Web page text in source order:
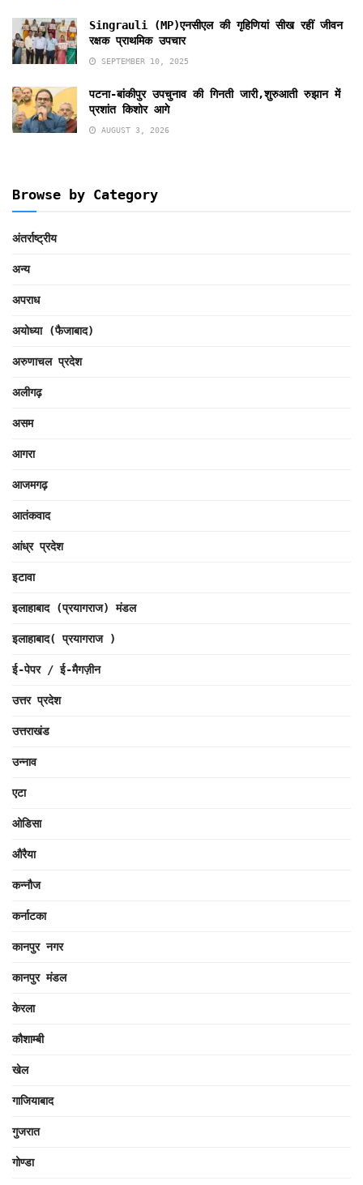
Singrauli (MP)एनसीएल की गृहिणियां सीख रहीं जीवन
रक्षक प्राथमिक उपचार
SEPTEMBER 10, 2025
पटना-बांकीपुर उपचुनाव की गिनती जारी,शुरुआती रुझान में
प्रशांत किशोर आगे
AUGUST 3, 2026
Browse by Category
अंतर्राष्ट्रीय
अन्य
अपराध
अयोध्या (फैजाबाद)
अरुणाचल प्रदेश
अलीगढ़
असम
आगरा
आजमगढ़
आतंकवाद
आंध्र प्रदेश
इटावा
इलाहाबाद (प्रयागराज) मंडल
इलाहाबाद( प्रयागराज )
ई-पेपर / ई-मैगज़ीन
उत्तर प्रदेश
उत्तराखंड
उन्नाव
एटा
ओडिसा
औरैया
कन्नौज
कर्नाटका
कानपुर नगर
कानपुर मंडल
केरला
कौशाम्बी
खेल
गाजियाबाद
गुजरात
गोण्डा